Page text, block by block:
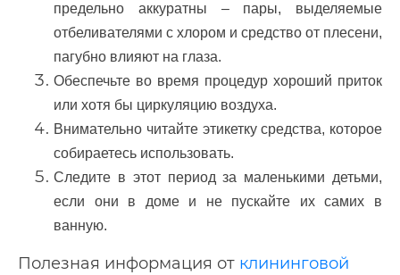
предельно аккуратны – пары, выделяемые
отбеливателями с хлором и средство от плесени,
пагубно влияют на глаза.
Обеспечьте во время процедур хороший приток
или хотя бы циркуляцию воздуха.
Внимательно читайте этикетку средства, которое
собираетесь использовать.
Следите в этот период за маленькими детьми,
если они в доме и не пускайте их самих в
ванную.
Полезная информация от клининговой